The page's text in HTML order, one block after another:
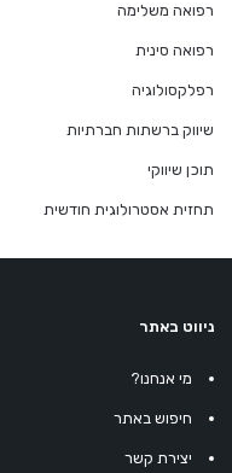
רפואה משלימה
רפואה סינית
רפלקסולוגיה
שיווק ברשתות חברתיות
תוכן שיווקי
תחזית אסטרולוגית חודשית
ניווט באתר
מי אנחנו?
חיפוש באתר
יצירת קשר